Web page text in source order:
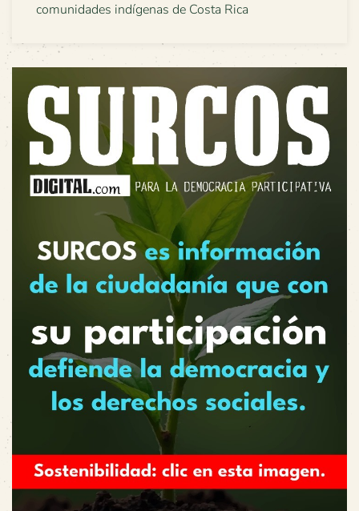
comunidades indígenas de Costa Rica